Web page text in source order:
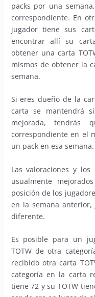
packs por una
correspondiente. En
jugador tiene sus
encontrar allí su
obtener una carta
mismos de obtener la
semana.
Si eres dueño de la
carta se mantendrá
mejorada, tendrás
correspondiente en el
un pack en esa semana.
Las valoraciones y
usualmente
posición de los
en la semana
diferente.
Es posible para un
TOTW de otra
recibido otra carta
categoría en la carta
tiene 72 y su TOTW